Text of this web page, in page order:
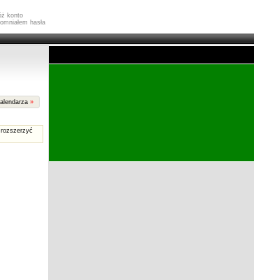
konto
hasła
»